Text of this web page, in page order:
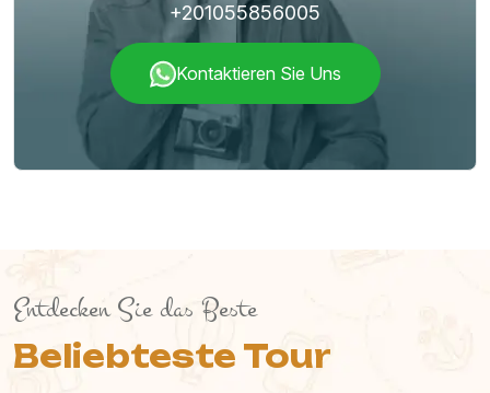
+201055856005
Kontaktieren Sie Uns
Entdecken Sie das Beste
Beliebteste Tour